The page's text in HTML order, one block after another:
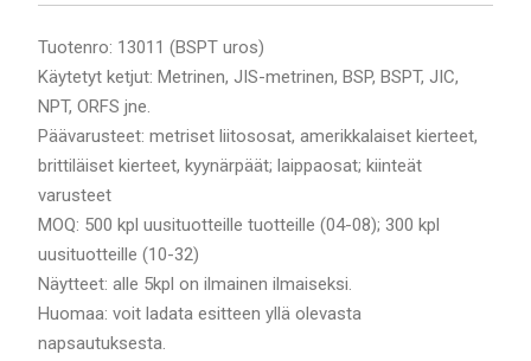
Tuotenro: 13011 (BSPT uros)
Käytetyt ketjut: Metrinen, JIS-metrinen, BSP, BSPT, JIC,
NPT, ORFS jne.
Päävarusteet: metriset liitososat, amerikkalaiset kierteet,
brittiläiset kierteet, kyynärpäät; laippaosat; kiinteät
varusteet
MOQ: 500 kpl uusituotteille tuotteille (04-08); 300 kpl
uusituotteille (10-32)
Näytteet: alle 5kpl on ilmainen ilmaiseksi.
Huomaa: voit ladata esitteen yllä olevasta
napsautuksesta.